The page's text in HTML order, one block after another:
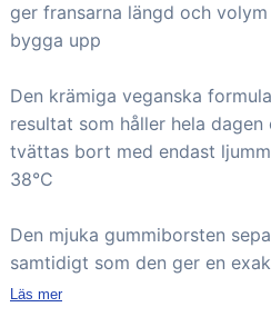
ger fransarna längd och
bygga upp
Den krämiga veganska
resultat som håller hela dagen
tvättas bort med endast
38°C
Den mjuka gummiborsten
samtidigt som den ger en
Läs mer